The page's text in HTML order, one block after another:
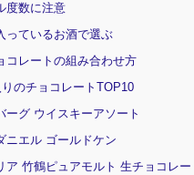
度数に注意
っているお酒で選ぶ
コレートの組み合わせ方
のチョコレートTOP10
グ ウイスキーアソート
ニエル ゴールドケン
竹鶴ピュアモルト 生チョコレー